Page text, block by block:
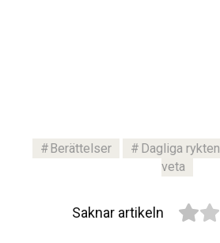
Berättelser Dagliga rykten
veta
Saknar artikeln